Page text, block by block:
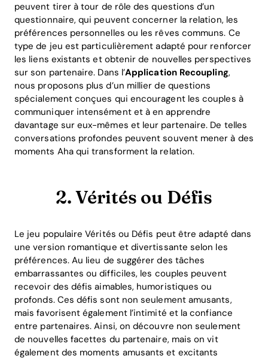
peuvent tirer à tour de rôle des questions d’un
questionnaire, qui peuvent concerner la relation, les
préférences personnelles ou les rêves communs. Ce
type de jeu est particulièrement adapté pour renforcer
les liens existants et obtenir de nouvelles perspectives
sur son partenaire. Dans l’Application Recoupling,
nous proposons plus d’un millier de questions
spécialement conçues qui encouragent les couples à
communiquer intensément et à en apprendre
davantage sur eux-mêmes et leur partenaire. De telles
conversations profondes peuvent souvent mener à des
moments Aha qui transforment la relation.
2. Vérités ou Défis
Le jeu populaire Vérités ou Défis peut être adapté dans
une version romantique et divertissante selon les
préférences. Au lieu de suggérer des tâches
embarrassantes ou difficiles, les couples peuvent
recevoir des défis aimables, humoristiques ou
profonds. Ces défis sont non seulement amusants,
mais favorisent également l’intimité et la confiance
entre partenaires. Ainsi, on découvre non seulement
de nouvelles facettes du partenaire, mais on vit
également des moments amusants et excitants